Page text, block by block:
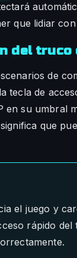
que lidiar
del truco
de
tecla de
en su umbral
que
el juego y
rápido